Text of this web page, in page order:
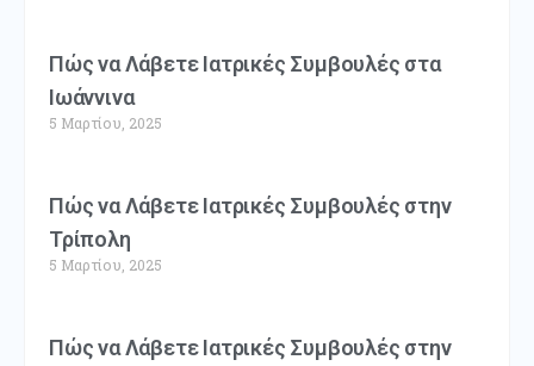
Πώς να Λάβετε Ιατρικές Συμβουλές στα
Ιωάννινα
5 Μαρτίου, 2025
Πώς να Λάβετε Ιατρικές Συμβουλές στην
Τρίπολη
5 Μαρτίου, 2025
Πώς να Λάβετε Ιατρικές Συμβουλές στην